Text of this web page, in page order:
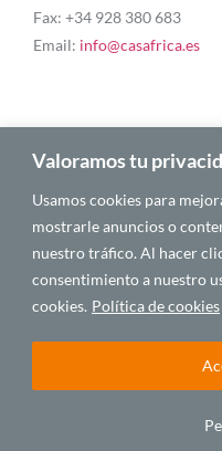
Valoramos tu
Usamos cookies para
mostrarle anuncios o
nuestro tráfico. Al hacer
consentimiento a nuestro
cookies. Política de cookies
Fax: +34 928 380 683
Email: info@casafrica.es
Blog
Quiénes somos
Autores
Español